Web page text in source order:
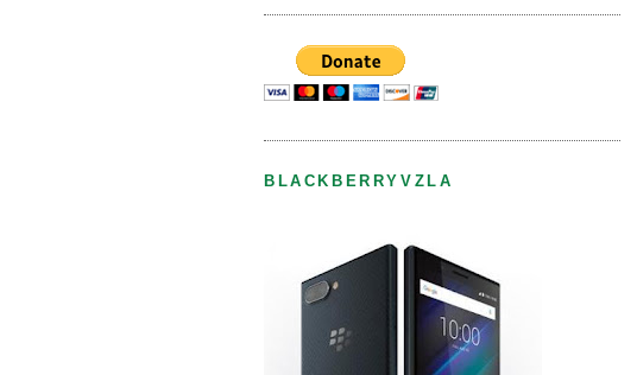
BLACKBERRYVZLA